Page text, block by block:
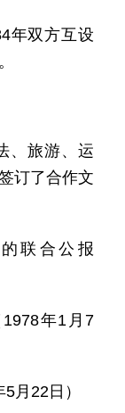
年双方互设
、旅游、运
订了合作文
联合公报
年1月7
月22日）